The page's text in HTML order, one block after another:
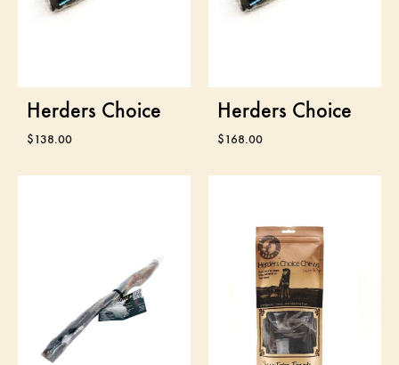
Herders Choice
$138.00
Herders Choice
$168.00